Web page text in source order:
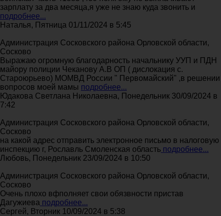
зарплату за два месяца,я уже не знаю куда звонить и
подробнее...
Наталья, Пятница 01/11/2024 в 5:45
Администрация Сосковского района Орловской области,
Сосково
Выражаю огромную благодарность начальнику УУП и ПДН
майору полиции Чеканову А.В ОП ( дислокация с.
Староюрьево) МОМВД России " Первомайский" ,в решении
вопросов моей мамы подробнее...
Юдакова Светлана Николаевна, Понедельник 30/09/2024 в
7:42
Администрация Сосковского района Орловской области,
Сосково
на какой адрес отправить электронное письмо в налоговую
инспекцию г, Рославль Смоленская область подробнее...
Любовь, Понедельник 23/09/2024 в 10:50
Администрация Сосковского района Орловской области,
Сосково
Очень плохо вфполняет свои обязвности пристав
Дагужиева подробнее...
Сергей, Вторник 10/09/2024 в 5:38